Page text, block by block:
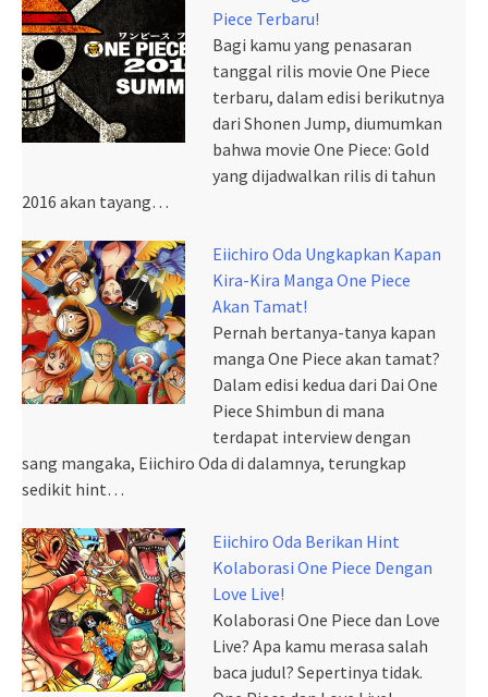
Piece Terbaru!
Bagi kamu yang penasaran
tanggal rilis movie One Piece
terbaru, dalam edisi berikutnya
dari Shonen Jump, diumumkan
bahwa movie One Piece: Gold
yang dijadwalkan rilis di tahun
2016 akan tayang…
Eiichiro Oda Ungkapkan Kapan
Kira-Kira Manga One Piece
Akan Tamat!
Pernah bertanya-tanya kapan
manga One Piece akan tamat?
Dalam edisi kedua dari Dai One
Piece Shimbun di mana
terdapat interview dengan
sang mangaka, Eiichiro Oda di dalamnya, terungkap
sedikit hint…
Eiichiro Oda Berikan Hint
Kolaborasi One Piece Dengan
Love Live!
Kolaborasi One Piece dan Love
Live? Apa kamu merasa salah
baca judul? Sepertinya tidak.